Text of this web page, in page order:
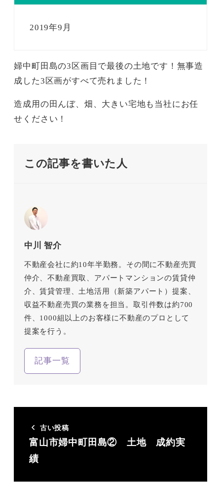
2019年9月
婦中町田島の3区画目で最後の土地です！無事造
成した3区画がすべて売れました！
造成用の田んぼ、畑、大きい宅地も当社にお任
せください！
この記事を書いた人
中川 智介
不動産会社に約10年半勤務。その間に不動産売買
仲介、不動産買取、アパートマンションの賃貸仲
介、賃貸管理、土地活用（新築アパート）提案、
収益不動産売買の業務を担当。取引件数は約700
件、1000組以上のお客様に不動産のプロとして
提案を行う。
記事一覧
古い投稿
富山市婦中町田島② 土地 成約実
績